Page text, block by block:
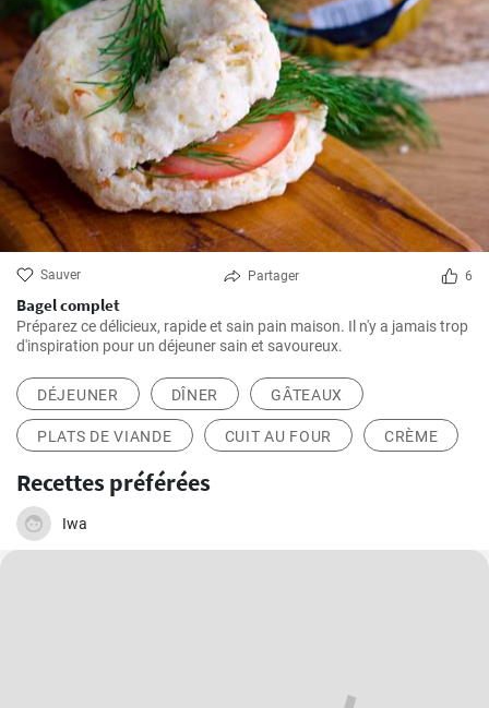
Sauver Partager 6
Bagel complet
Préparez ce délicieux, rapide et sain pain maison. Il n'y a jamais trop
d'inspiration pour un déjeuner sain et savoureux.
DÉJEUNER DÎNER GÂTEAUX
PLATS DE VIANDE CUIT AU FOUR CRÈME
Recettes préférées
Iwa